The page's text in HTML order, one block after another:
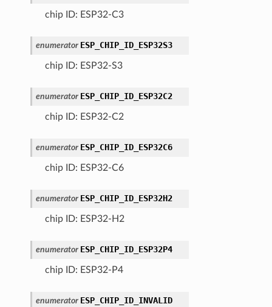
chip ID: ESP32-C3
enumerator ESP_CHIP_ID_ESP32S3
chip ID: ESP32-S3
enumerator ESP_CHIP_ID_ESP32C2
chip ID: ESP32-C2
enumerator ESP_CHIP_ID_ESP32C6
chip ID: ESP32-C6
enumerator ESP_CHIP_ID_ESP32H2
chip ID: ESP32-H2
enumerator ESP_CHIP_ID_ESP32P4
chip ID: ESP32-P4
enumerator ESP_CHIP_ID_INVALID